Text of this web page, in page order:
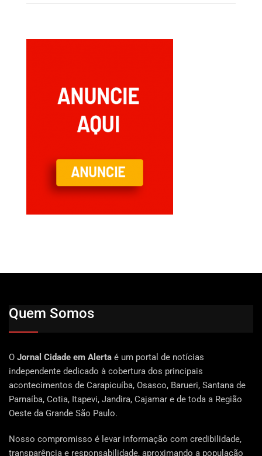
Quem Somos
O Jornal Cidade em Alerta é um portal de notícias
independente dedicado à cobertura dos principais
acontecimentos de Carapicuíba, Osasco, Barueri, Santana de
Parnaíba, Cotia, Itapevi, Jandira, Cajamar e de toda a Região
Oeste da Grande São Paulo.
Nosso compromisso é levar informação com credibilidade,
transparência e responsabilidade, aproximando a população